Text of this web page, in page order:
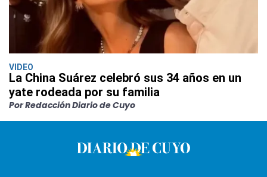
VIDEO
La China Suárez celebró sus 34 años en un
yate rodeada por su familia
Por Redacción Diario de Cuyo